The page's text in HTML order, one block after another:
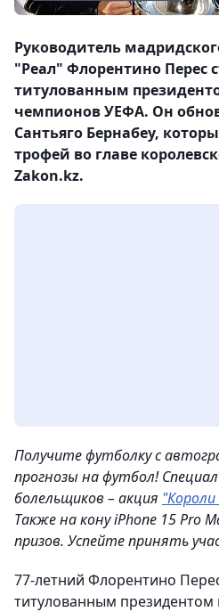
Руководитель
"Реал" Флорентино Перес
титулованным
чемпионов УЕФА. Он
Сантьяго Бернабеу,
трофей во главе
Zakon.kz.
Получите футболку с
прогнозы на футбол!
болельщиков – акция
Также на кону iPhone 15 Pro
призов. Успейте принять
77-летний Флорентино
титулованным президентом